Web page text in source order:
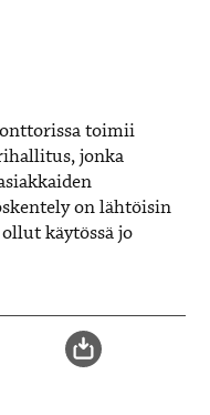
toimii
jonka
on lähtöisin
käytössä jo